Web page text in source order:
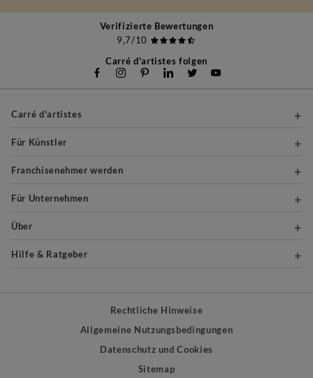
Verifizierte Bewertungen
9,7/10
Carré d'artistes folgen
Carré d'artistes
Für Künstler
Franchisenehmer werden
Für Unternehmen
Über
Hilfe & Ratgeber
Rechtliche Hinweise
Allgemeine Nutzungsbedingungen
Datenschutz und Cookies
Sitemap